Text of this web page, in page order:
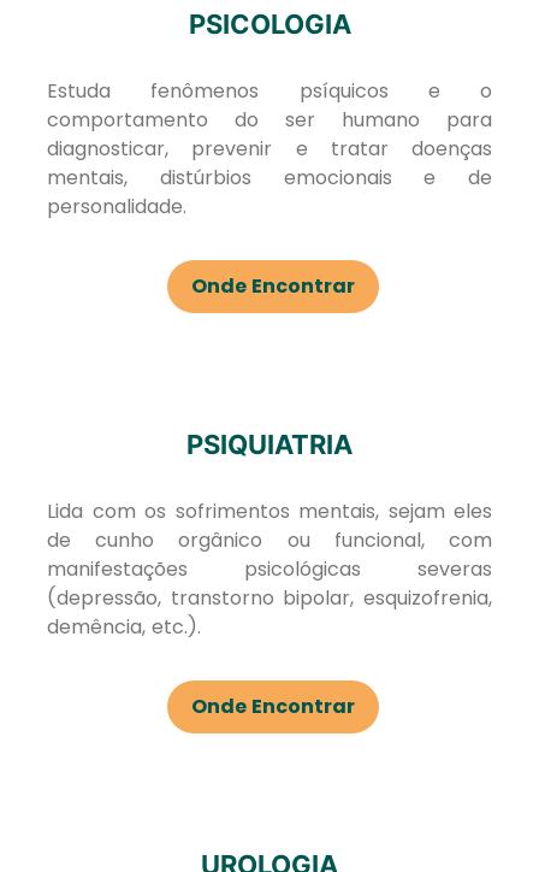
PSICOLOGIA
Estuda fenômenos psíquicos e o
comportamento do ser humano para
diagnosticar, prevenir e tratar doenças
mentais, distúrbios emocionais e de
personalidade.
Onde Encontrar
PSIQUIATRIA
Lida com os sofrimentos mentais, sejam eles
de cunho orgânico ou funcional, com
manifestações psicológicas severas
(depressão, transtorno bipolar, esquizofrenia,
demência, etc.).
Onde Encontrar
UROLOGIA